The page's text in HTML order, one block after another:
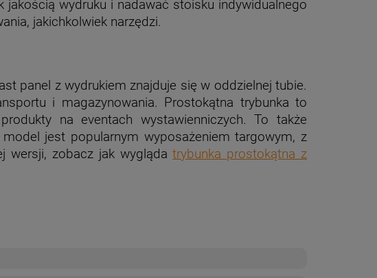
wydruku i nadawać stoisku indywidualnego
jakichkolwiek narzędzi.
panel z wydrukiem znajduje się w oddzielnej tubie.
i magazynowania. Prostokątna trybunka to
na eventach wystawienniczych. To także
model jest popularnym wyposażeniem targowym, z
wersji, zobacz jak wyglądatrybunka prostokątna z